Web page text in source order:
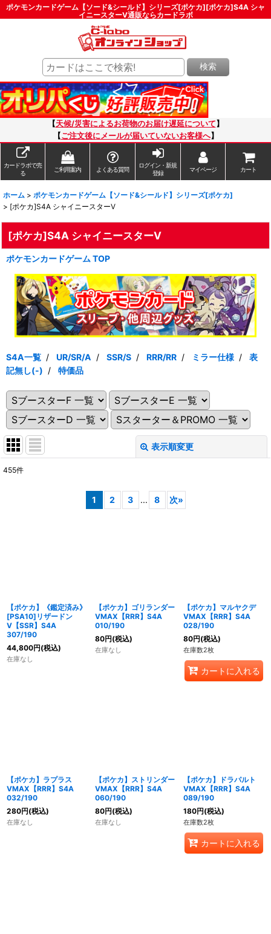
ポケモンカードゲーム【ソード&シールド】シリーズ[ポケカ][ポケカ]S4A シャ
イニースターV通販ならカードラボ
検索
【天候/災害によるお荷物のお届け遅延について 】
【ご注文後にメールが届いていないお客様へ】
カードラボで売
る
ご利用案内 よくある質問
ログイン・新規
登録
マイページ カート
ホーム > ポケモンカードゲーム【ソード&シールド】シリーズ[ポケカ]
> [ポケカ]S4A シャイニースターV
[ポケカ]S4A シャイニースターV
ポケモンカードゲーム TOP
S4A一覧 / UR/SR/A / SSR/S / RRR/RR / ミラー仕様 / 表
記無し(-) / 特価品
表示順変更
455件
1 2 3 ... 8 次»
【ポケカ】《鑑定済み》
[PSA10]リザードン
V【SSR】S4A
307/190
44,800円(税込)
在庫なし
【ポケカ】ゴリランダー
VMAX【RRR】S4A
010/190
80円(税込)
在庫なし
【ポケカ】マルヤクデ
VMAX【RRR】S4A
028/190
80円(税込)
在庫数2枚
カートに入れる
【ポケカ】ラプラス
VMAX【RRR】S4A
032/190
280円(税込)
在庫なし
【ポケカ】ストリンダー
VMAX【RRR】S4A
060/190
80円(税込)
在庫なし
【ポケカ】ドラパルト
VMAX【RRR】S4A
089/190
180円(税込)
在庫数2枚
カートに入れる